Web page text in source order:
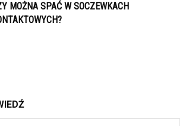
MOŻNA SPAĆ W SOCZEWKACH